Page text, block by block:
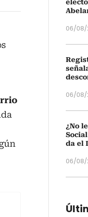
06/08/
06/08/
¿No
da el
06/08/